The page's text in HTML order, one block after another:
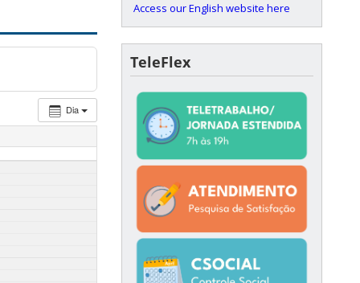
Dia
Access our English website here
TeleFlex